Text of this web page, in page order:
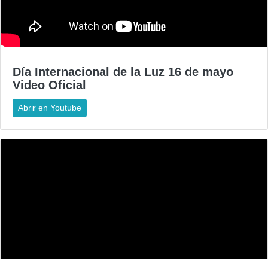
Día Internacional de la Luz 16 de mayo
Video Oficial
Abrir en Youtube